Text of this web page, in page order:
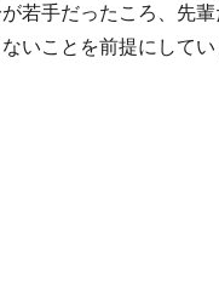
若手だったころ、先
いことを前提にしてい